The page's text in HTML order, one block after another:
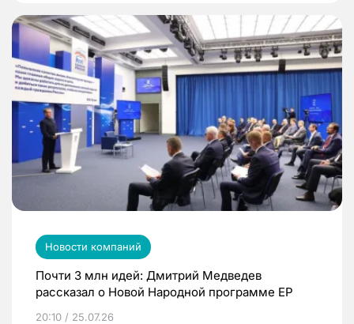
Новости компаний
Почти 3 млн идей: Дмитрий Медведев
рассказал о Новой Народной программе ЕР
20:10 / 25.07.26